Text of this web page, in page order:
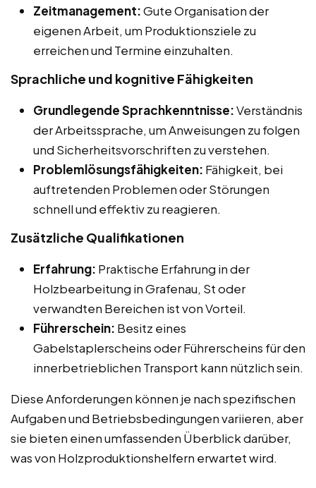
Zeitmanagement:Gute Organisation der
eigenen Arbeit, um Produktionsziele zu
erreichen und Termine einzuhalten.
Sprachliche und kognitive Fähigkeiten
Grundlegende Sprachkenntnisse:Verständnis
der Arbeitssprache, um Anweisungen zu folgen
und Sicherheitsvorschriften zu verstehen.
Problemlösungsfähigkeiten: Fähigkeit, bei
auftretenden Problemen oder Störungen
schnell und effektiv zu reagieren.
Zusätzliche Qualifikationen
Erfahrung: Praktische Erfahrung in der
Holzbearbeitung in Grafenau, St oder
verwandten Bereichen ist von Vorteil.
Führerschein: Besitz eines
Gabelstaplerscheins oder Führerscheins für den
innerbetrieblichen Transport kann nützlich sein.
Diese Anforderungen können je nach spezifischen
Aufgaben und Betriebsbedingungen variieren, aber
sie bieten einen umfassenden Überblick darüber,
was von Holzproduktionshelfern erwartet wird.